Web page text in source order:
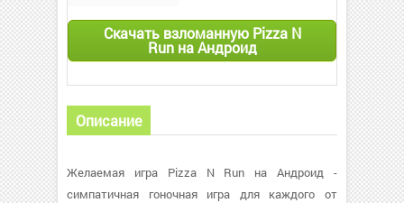
Скачать взломанную Pizza N
Run на Андроид
Описание
Желаемая игра Pizza N Run на Андроид -
симпатичная гоночная игра для каждого от